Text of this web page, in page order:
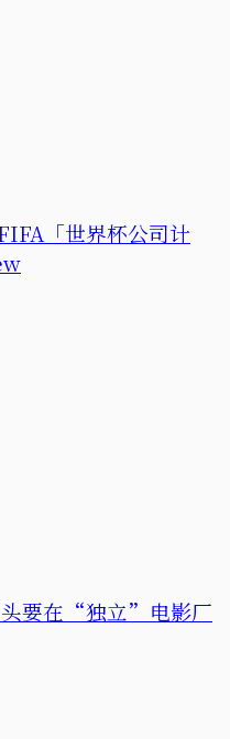
「世界杯公司计
头要在“独立”电影厂